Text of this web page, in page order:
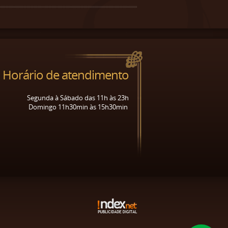
Horário de atendimento
Segunda à Sábado das 11h às 23h
Domingo 11h30min às 15h30min